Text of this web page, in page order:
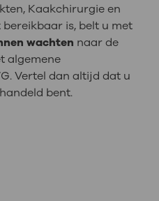
Kaakchirurgie en
is, belt u met
wachten naar de
algemene
Vertel dan altijd dat u
bent.